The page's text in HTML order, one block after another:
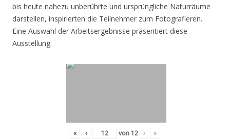
bis heute nahezu unberührte und ursprüngliche Naturräume
darstellen, inspirierten die Teilnehmer zum Fotografieren.
Eine Auswahl der Arbeitsergebnisse präsentiert diese
Ausstellung.
« ‹ von 12 › »